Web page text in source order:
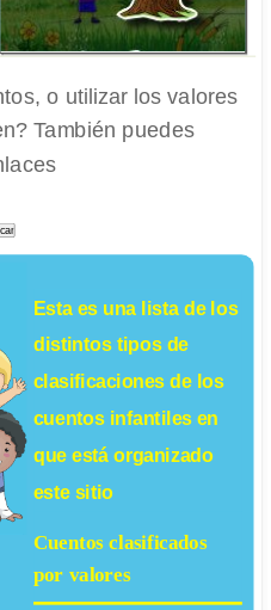
o utilizar los valores
También puedes
Esta es una lista de los
distintos tipos de
clasificaciones de los
cuentos infantilesen
que está organizado
este sitio
Cuentos clasificados
por valores